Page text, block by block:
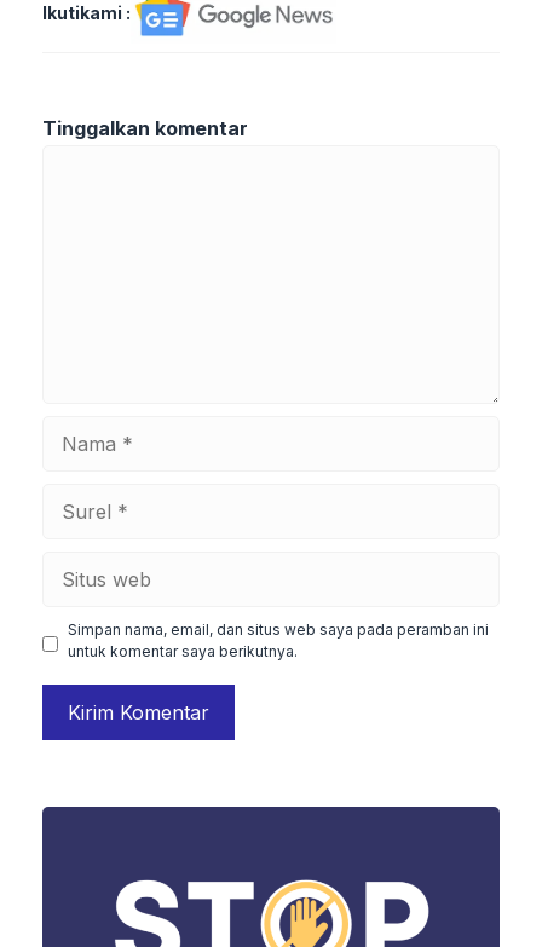
Ikutikami :
Tinggalkan komentar
Simpan nama, email, dan situs web saya pada peramban ini
untuk komentar saya berikutnya.